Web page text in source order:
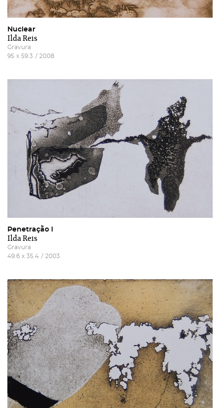
Nuclear
Ilda Reis
Gravura
95 x 59.3 / 2008
Penetração I
Ilda Reis
Gravura
49.6 x 35.4 / 2003